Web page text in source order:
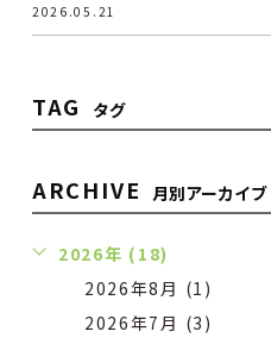
2026.05.21
TAG タグ
ARCHIVE 月別アーカイブ
2026年 (18)
2026年8月 (1)
2026年7月 (3)